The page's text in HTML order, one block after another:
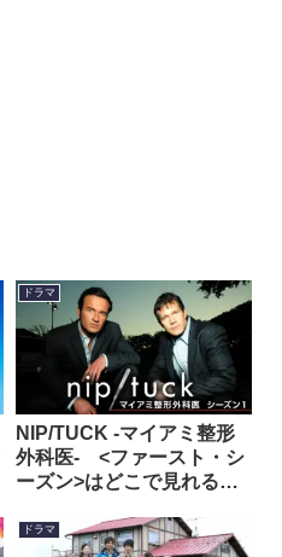
ドラマ
NIP/TUCK -マイアミ整形
外科医- <ファースト・シ
ーズン>はどこで見れる？
サービスを紹介！
ドラマ